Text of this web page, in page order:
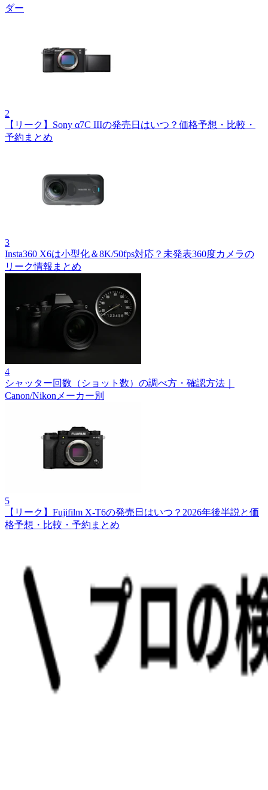
ダー
2
【リーク】Sony α7C IIIの発売日はいつ？価格予想・比較・
予約まとめ
3
Insta360 X6は小型化＆8K/50fps対応？未発表360度カメラの
リーク情報まとめ
4
シャッター回数（ショット数）の調べ方・確認方法｜
Canon/Nikonメーカー別
5
【リーク】Fujifilm X‑T6の発売日はいつ？2026年後半説と価
格予想・比較・予約まとめ